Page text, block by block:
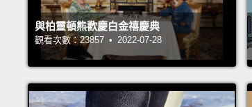
與柏靈頓熊歡慶白金禧慶典
觀看次數：23857 • 2022-07-28